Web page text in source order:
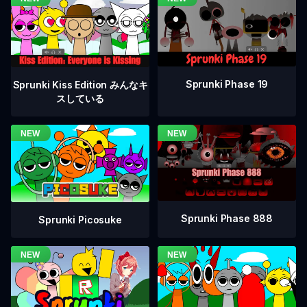
Sprunki Kiss Edition みんなキ
スしている
Sprunki Phase 19
Sprunki Picosuke Sprunki Phase 888